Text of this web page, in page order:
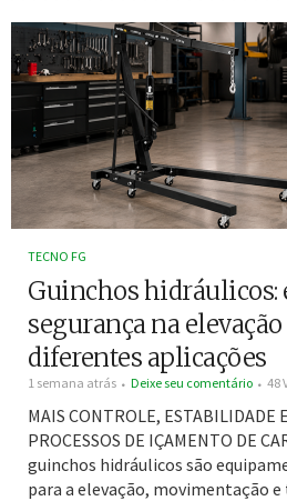
TECNO FG
Guinchos hidráulicos:
segurança na
diferentes aplicações
1 semana atrás Deixe seu comentário 48
MAIS CONTROLE, ESTABILIDADE
PROCESSOS DE IÇAMENTO DE
guinchos hidráulicos são
para a elevação, movimentação